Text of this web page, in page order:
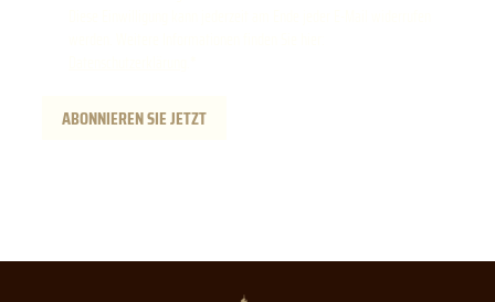
ABONNIEREN SIE JETZT